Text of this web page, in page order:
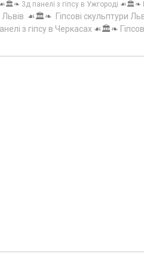
3д панелі з гіпсу в Ужгороді ☙🏛️❧
Львів ☙🏛️❧ Гіпсові скульптури
з гіпсу в Черкасах ☙🏛️❧